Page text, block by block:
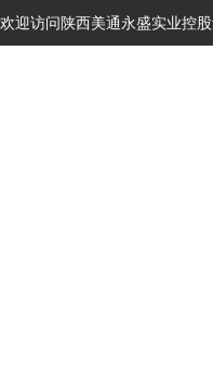
欢迎访问陕西美通永盛实业控